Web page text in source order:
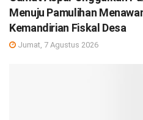
Menuju Pamulihan
Kemandirian Fiskal Desa
Jumat, 7 Agustus 2026